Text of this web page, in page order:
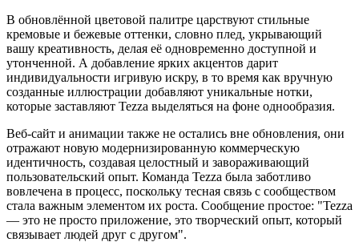
В обновлённой цветовой палитре царствуют стильные
кремовые и бежевые оттенки, словно плед, укрывающий
вашу креативность, делая её одновременно доступной и
утонченной. А добавление ярких акцентов дарит
индивидуальности игривую искру, в то время как вручную
созданные иллюстрации добавляют уникальные нотки,
которые заставляют Tezza выделяться на фоне однообразия.
Веб-сайт и анимации также не остались вне обновления, они
отражают новую модернизированную коммерческую
идентичность, создавая целостный и завораживающий
пользовательский опыт. Команда Tezza была заботливо
вовлечена в процесс, поскольку тесная связь с сообществом
стала важным элементом их роста. Сообщение простое: "Tezza
— это не просто приложение, это творческий опыт, который
связывает людей друг с другом".